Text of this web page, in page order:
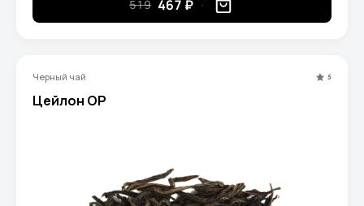
519 467 ₽
Черный чай 5
Цейлон ОР